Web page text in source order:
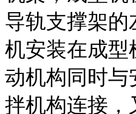
导轨支撑架
机安装在成型
动机构同时与
拌机构连接，